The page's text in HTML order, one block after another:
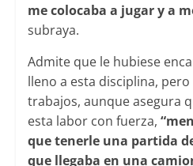
me colocaba a jugar y a
subraya.
Admite que le hubiese
lleno a esta disciplina,
trabajos, aunque asegura
esta labor con fuerza,
que tenerle una partida
que llegaba en una